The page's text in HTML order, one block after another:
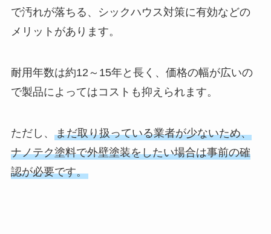
で汚れが落ちる、シックハウス対策に有効などの
メリットがあります。
耐用年数は約12～15年と長く、価格の幅が広いの
で製品によってはコストも抑えられます。
ただし、 まだ取り扱っている業者が少ないため、
ナノテク塗料で外壁塗装をしたい場合は事前の確
認が必要です。